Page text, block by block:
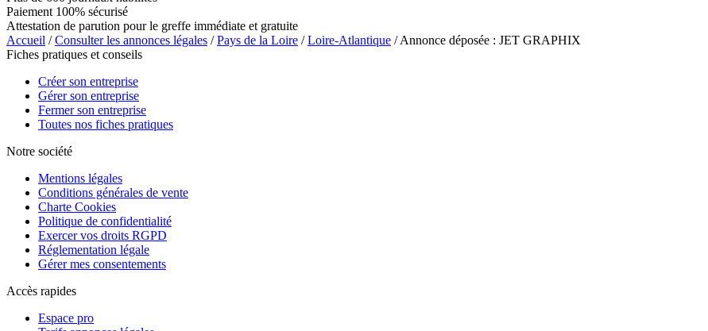
Paiement 100% sécurisé
Attestation de parution pour le greffe immédiate et gratuite
Accueil /Consulter les annonces légales /Pays de la Loire /Loire-Atlantique / Annonce déposée : JET GRAPHIX
Fiches pratiques et conseils
Créer son entreprise
Gérer son entreprise
Fermer son entreprise
Toutes nos fiches pratiques
Notre société
Mentions légales
Conditions générales de vente
Charte Cookies
Politique de confidentialité
Exercer vos droits RGPD
Réglementation légale
Gérer mes consentements
Accès rapides
Espace pro